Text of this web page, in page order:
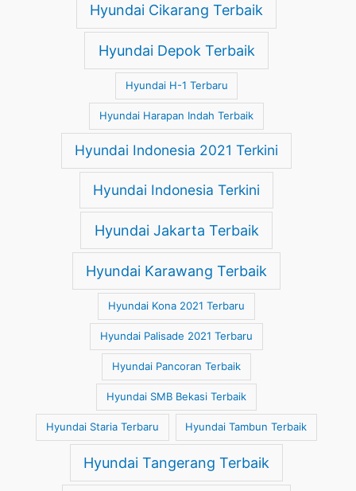
Hyundai Cikarang Terbaik
Hyundai Depok Terbaik
Hyundai H-1 Terbaru
Hyundai Harapan Indah Terbaik
Hyundai Indonesia 2021 Terkini
Hyundai Indonesia Terkini
Hyundai Jakarta Terbaik
Hyundai Karawang Terbaik
Hyundai Kona 2021 Terbaru
Hyundai Palisade 2021 Terbaru
Hyundai Pancoran Terbaik
Hyundai SMB Bekasi Terbaik
Hyundai Staria Terbaru Hyundai Tambun Terbaik
Hyundai Tangerang Terbaik